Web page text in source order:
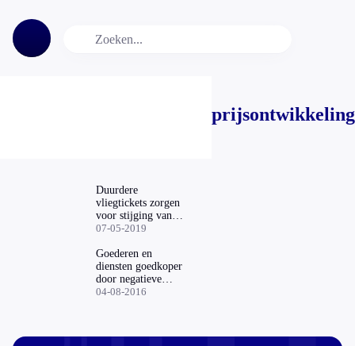
prijsontwikkeling
Duurdere
vliegtickets zorgen
voor stijging van
gemiddelde
07-05-2019
Goederen en
diensten goedkoper
door negatieve
inflatie
04-08-2016